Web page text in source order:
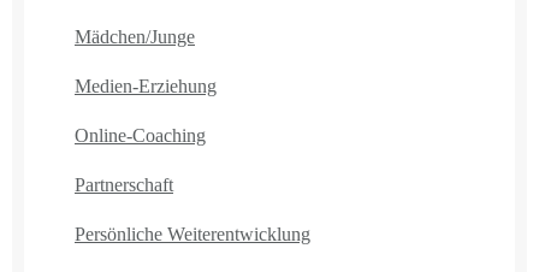
Mädchen/Junge
Medien-Erziehung
Online-Coaching
Partnerschaft
Persönliche Weiterentwicklung